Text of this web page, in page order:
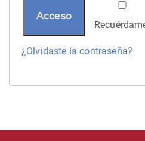
Acceso
¿Olvidaste la contraseña?